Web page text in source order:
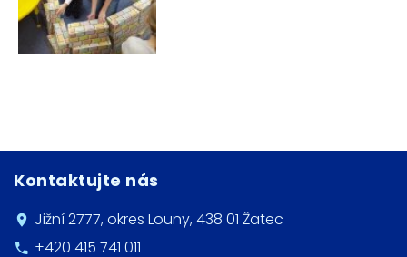
Kontaktujte nás
Jižní 2777, okres Louny, 438 01 Žatec
+420 415 741 011